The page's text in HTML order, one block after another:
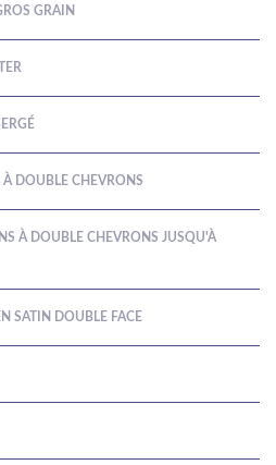
GRAIN
À DOUBLE CHEVRONS
À DOUBLE CHEVRONS JUSQU'À
SATIN DOUBLE FACE